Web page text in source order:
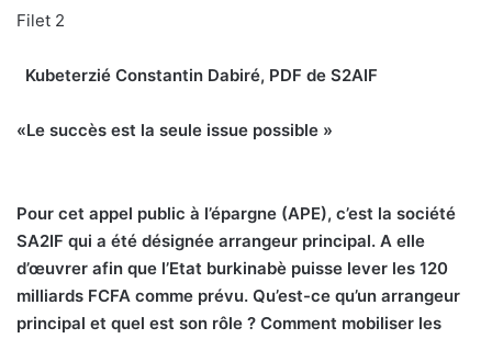
Filet 2
Kubeterzié Constantin Dabiré, PDF de S2AIF
«Le succès est la seule issue possible »
Pour cet appel public à l’épargne (APE), c’est la société
SA2IF qui a été désignée arrangeur principal. A elle
d’œuvrer afin que l’Etat burkinabè puisse lever les 120
milliards FCFA comme prévu. Qu’est-ce qu’un arrangeur
principal et quel est son rôle ? Comment mobiliser les